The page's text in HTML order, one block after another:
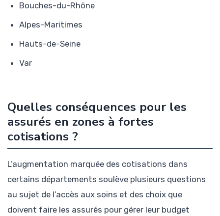
Bouches-du-Rhône
Alpes-Maritimes
Hauts-de-Seine
Var
Quelles conséquences pour les
assurés en zones à fortes
cotisations ?
L’augmentation marquée des cotisations dans
certains départements soulève plusieurs questions
au sujet de l’accès aux soins et des choix que
doivent faire les assurés pour gérer leur budget